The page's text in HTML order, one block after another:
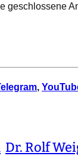
geschlossene
,
Dr. Rolf